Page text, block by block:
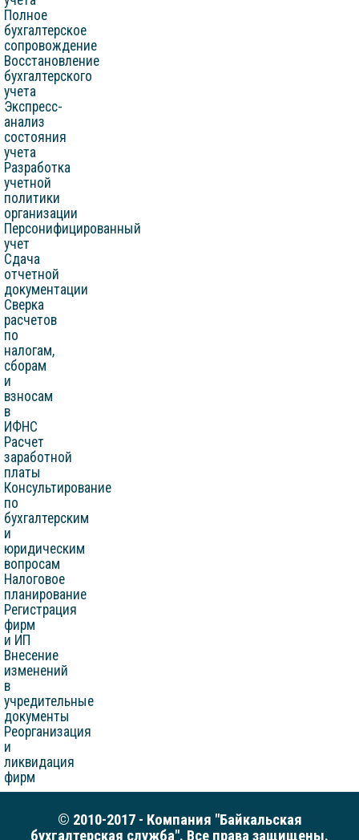
Полное
бухгалтерское
сопровождение
Восстановление
бухгалтерского
учета
Экспресс-
анализ
состояния
учета
Разработка
учетной
политики
организации
Персонифицированный
учет
Сдача
отчетной
документации
Сверка
расчетов
по
налогам,
сборам
и
взносам
в
ИФНС
Расчет
заработной
платы
Консультирование
по
бухгалтерским
и
юридическим
вопросам
Налоговое
планирование
Регистрация
фирм
и ИП
Внесение
изменений
в
учредительные
документы
Реорганизация
и
ликвидация
фирм
© 2010-2017 - Компания "Байкальская
бухгалтерская служба". Все права защищены.